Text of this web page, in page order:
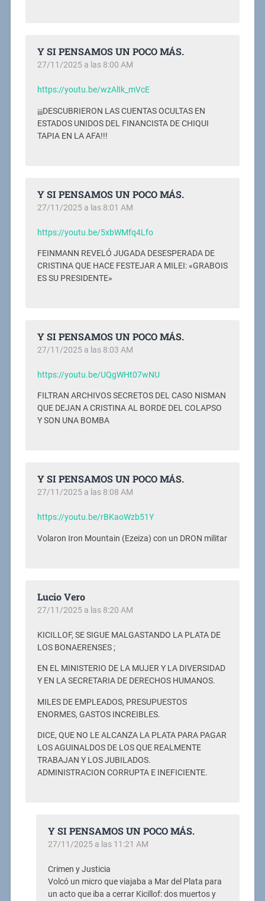
Y SI PENSAMOS UN POCO MÁS.
27/11/2025 a las 8:00 AM
https://youtu.be/wzAlIk_mVcE
¡¡¡DESCUBRIERON LAS CUENTAS OCULTAS EN
ESTADOS UNIDOS DEL FINANCISTA DE CHIQUI
TAPIA EN LA AFA!!!
Y SI PENSAMOS UN POCO MÁS.
27/11/2025 a las 8:01 AM
https://youtu.be/5xbWMfq4Lfo
FEINMANN REVELÓ JUGADA DESESPERADA DE
CRISTINA QUE HACE FESTEJAR A MILEI: «GRABOIS
ES SU PRESIDENTE»
Y SI PENSAMOS UN POCO MÁS.
27/11/2025 a las 8:03 AM
https://youtu.be/UQgWHt07wNU
FILTRAN ARCHIVOS SECRETOS DEL CASO NISMAN
QUE DEJAN A CRISTINA AL BORDE DEL COLAPSO
Y SON UNA BOMBA
Y SI PENSAMOS UN POCO MÁS.
27/11/2025 a las 8:08 AM
https://youtu.be/rBKaoWzb51Y
Volaron Iron Mountain (Ezeiza) con un DRON militar
Lucio Vero
27/11/2025 a las 8:20 AM
KICILLOF, SE SIGUE MALGASTANDO LA PLATA DE
LOS BONAERENSES ;
EN EL MINISTERIO DE LA MUJER Y LA DIVERSIDAD
Y EN LA SECRETARIA DE DERECHOS HUMANOS.
MILES DE EMPLEADOS, PRESUPUESTOS
ENORMES, GASTOS INCREIBLES.
DICE, QUE NO LE ALCANZA LA PLATA PARA PAGAR
LOS AGUINALDOS DE LOS QUE REALMENTE
TRABAJAN Y LOS JUBILADOS.
ADMINISTRACION CORRUPTA E INEFICIENTE.
Y SI PENSAMOS UN POCO MÁS.
27/11/2025 a las 11:21 AM
Crimen y Justicia
Volcó un micro que viajaba a Mar del Plata para
un acto que iba a cerrar Kicillof: dos muertos y